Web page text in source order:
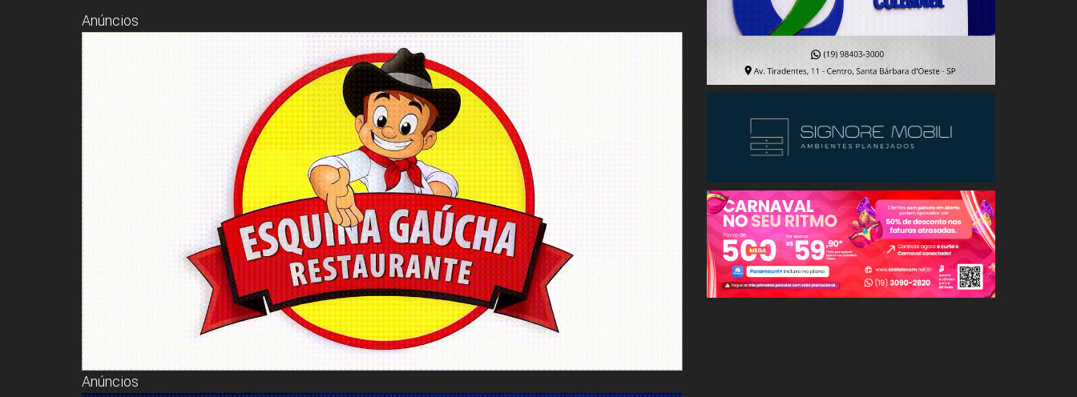
Assembleia
Legislativa,
Senado, São Paulo,
Rio de Janeiro,
Brasília, Nordeste,
Norte, Centro-
Oeste, Sul, Sudeste,
Gastronomia,
Vinhos, Bebidas,
Cervejas, Comida,
Receitas, Chef, RH,
Emprego,
Empreendedorismo,
Negócios,
Oportunidades,
Anúncios
Anúncios